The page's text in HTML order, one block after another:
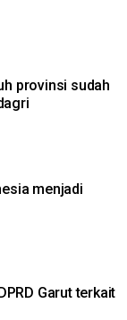
provinsi sudah
menjadi
Garut terkait